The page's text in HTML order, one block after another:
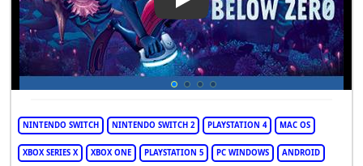
Play Video: Subnautica:
NINTENDO SWITCH NINTENDO SWITCH 2 PLAYSTATION 4 MAC OS
XBOX SERIES X XBOX ONE PLAYSTATION 5 PC WINDOWS ANDROID